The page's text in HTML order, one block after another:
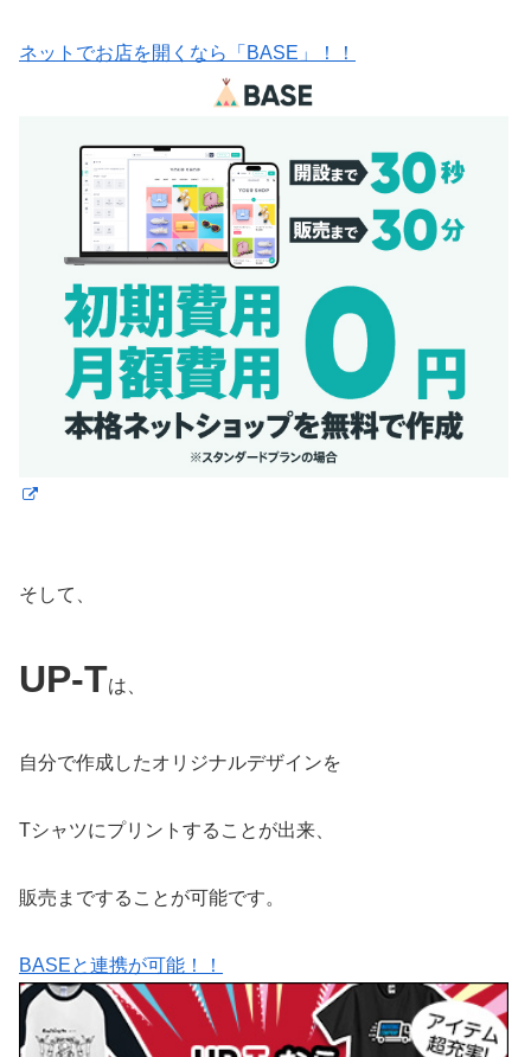
ネットでお店を開くなら「BASE」！！
そして、
UP-Tは、
自分で作成したオリジナルデザインを
Tシャツにプリントすることが出来、
販売まですることが可能です。
BASEと連携が可能！！